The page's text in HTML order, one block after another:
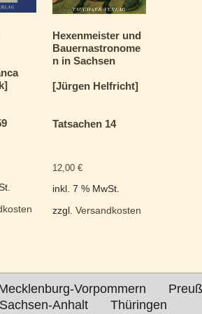
Hexenmeister und
Bauernastronome
n in Sachsen
[Jürgen Helfricht]
Tatsachen 14
12,00€
inkl. 7 % MwSt.
zzgl.Versandkosten
Vorpommern
Sachsen-Anhalt Thüringen